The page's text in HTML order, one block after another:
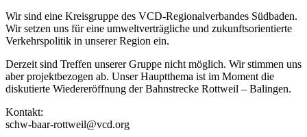
Wir sind eine Kreisgruppe des VCD-Regionalverbandes Südbaden.
Wir setzen uns für eine umweltverträgliche und zukunftsorientierte
Verkehrspolitik in unserer Region ein.
Derzeit sind Treffen unserer Gruppe nicht möglich. Wir stimmen uns
aber projektbezogen ab. Unser Hauptthema ist im Moment die
diskutierte Wiedereröffnung der Bahnstrecke Rottweil – Balingen.
Kontakt:
schw-baar-rottweil@vcd.org